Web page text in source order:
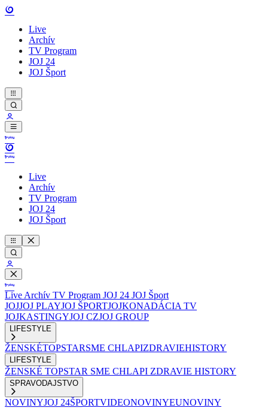
Live
Archív
TV Program
JOJ 24
JOJ Šport
Live
Archív
TV Program
JOJ 24
JOJ Šport
Live Archív TV Program JOJ 24 JOJ Šport
JOJJOJ PLAYJOJ ŠPORTJOJKONADÁCIA TV
JOJKASTINGYJOJ CZJOJ GROUP
LIFESTYLE
ŽENSKÉTOPSTARSME CHLAPIZDRAVIEHISTORY
LIFESTYLE
ŽENSKÉ TOPSTAR SME CHLAPI ZDRAVIE HISTORY
SPRAVODAJSTVO
NOVINYJOJ 24ŠPORTVIDEONOVINYEUNOVINY